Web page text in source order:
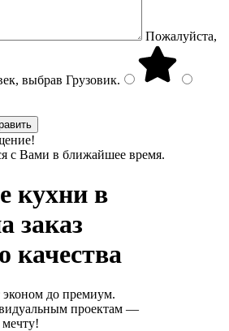
Пожалуйста,
выбрав Грузовик.
с Вами в ближайшее время.
кухни в
заказ
качества
до премиум.
проектам —